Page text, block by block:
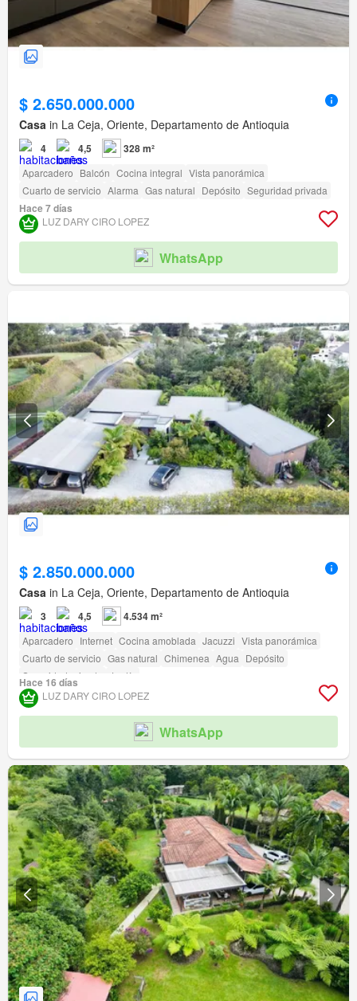
$ 2.650.000.000
Casa in La Ceja, Oriente, Departamento de Antioquia
4 4,5 328 m²
Aparcadero Balcón Cocina integral Vista panorámica
Cuarto de servicio Alarma Gas natural Depósito Seguridad privada
Hace 7 días
LUZ DARY CIRO LOPEZ
WhatsApp
$ 2.850.000.000
Casa in La Ceja, Oriente, Departamento de Antioquia
3 4,5 4.534 m²
Aparcadero Internet Cocina amoblada Jacuzzi Vista panorámica
Cuarto de servicio Gas natural Chimenea Agua Depósito
Seguridad privada
Jardín
Hace 16 días
LUZ DARY CIRO LOPEZ
WhatsApp